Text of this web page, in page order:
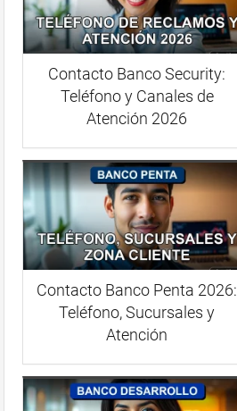
Contacto Banco Security:
Teléfono y Canales de
Atención 2026
Contacto Banco Penta 2026:
Teléfono, Sucursales y
Atención